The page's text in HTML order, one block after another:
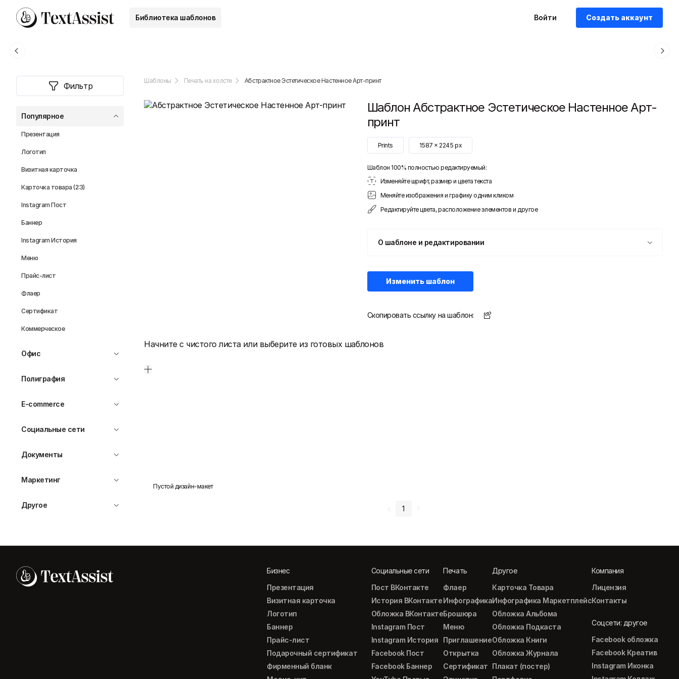
Библиотека шаблонов Войти Создать аккаунт
Фильтр
Популярное
Презентация
Логотип
Визитная карточка
Карточка товара (2:3)
Instagram Пост
Баннер
Instagram История
Меню
Прайс-лист
Флаер
Сертификат
Коммерческое
Офис
Полиграфия
E-commerce
Социальные сети
Документы
Маркетинг
Другое
Шаблоны Печать на холсте Абстрактное Эстетическое Настенное Арт-принт
ШаблонАбстрактное Эстетическое Настенное Арт-
принт
Prints 1587 x2245 px
Шаблон 100% полностью редактируемый:
Изменяйте шрифт, размер и цвета текста
Меняйте изображения и графику одним кликом
Редактируйте цвета, расположение элементов и другое
О шаблоне и редактировании
Изменить шаблон
Скопировать ссылку на шаблон:
Начните с чистого листа или выберите из готовых шаблонов
Пустой дизайн-макет
1
Бизнес
Презентация
Визитная карточка
Логотип
Баннер
Прайс-лист
Подарочный сертификат
Фирменный бланк
Социальные сети
Пост ВКонтакте
История ВКонтакте
Обложка ВКонтакте
Instagram Пост
Instagram История
Facebook Пост
Facebook Баннер
Печать
Флаер
Инфографика
Брошюра
Меню
Приглашение
Открытка
Сертификат
Другое
Карточка Товара
Инфографика Маркетплейс
Обложка Альбома
Обложка Подкаста
Обложка Книги
Обложка Журнала
Плакат (постер)
Компания
Лицензия
Контакты
Соцсети: другое
Facebook обложка
Facebook Креатив
Instagram Иконка